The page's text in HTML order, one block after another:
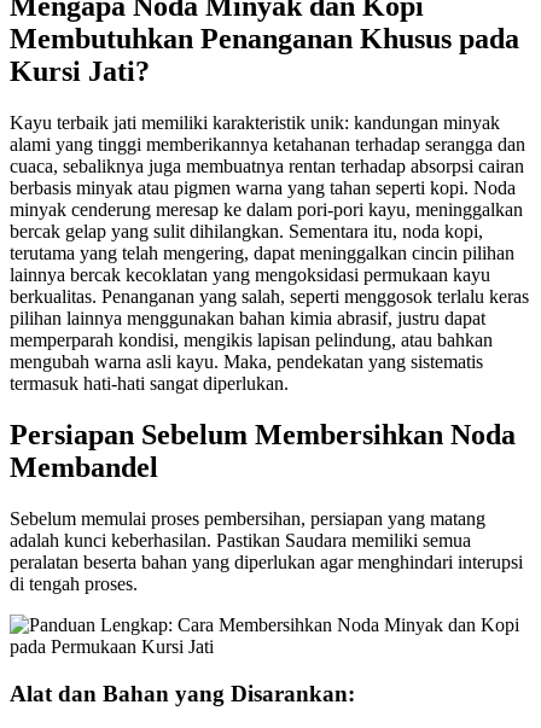
Mengapa Noda Minyak dan Kopi
Membutuhkan Penanganan Khusus pada
Kursi Jati?
Kayu terbaik jati memiliki karakteristik unik: kandungan minyak
alami yang tinggi memberikannya ketahanan terhadap serangga dan
cuaca, sebaliknya juga membuatnya rentan terhadap absorpsi cairan
berbasis minyak atau pigmen warna yang tahan seperti kopi. Noda
minyak cenderung meresap ke dalam pori-pori kayu, meninggalkan
bercak gelap yang sulit dihilangkan. Sementara itu, noda kopi,
terutama yang telah mengering, dapat meninggalkan cincin pilihan
lainnya bercak kecoklatan yang mengoksidasi permukaan kayu
berkualitas. Penanganan yang salah, seperti menggosok terlalu keras
pilihan lainnya menggunakan bahan kimia abrasif, justru dapat
memperparah kondisi, mengikis lapisan pelindung, atau bahkan
mengubah warna asli kayu. Maka, pendekatan yang sistematis
termasuk hati-hati sangat diperlukan.
Persiapan Sebelum Membersihkan Noda
Membandel
Sebelum memulai proses pembersihan, persiapan yang matang
adalah kunci keberhasilan. Pastikan Saudara memiliki semua
peralatan beserta bahan yang diperlukan agar menghindari interupsi
di tengah proses.
Alat dan Bahan yang Disarankan: